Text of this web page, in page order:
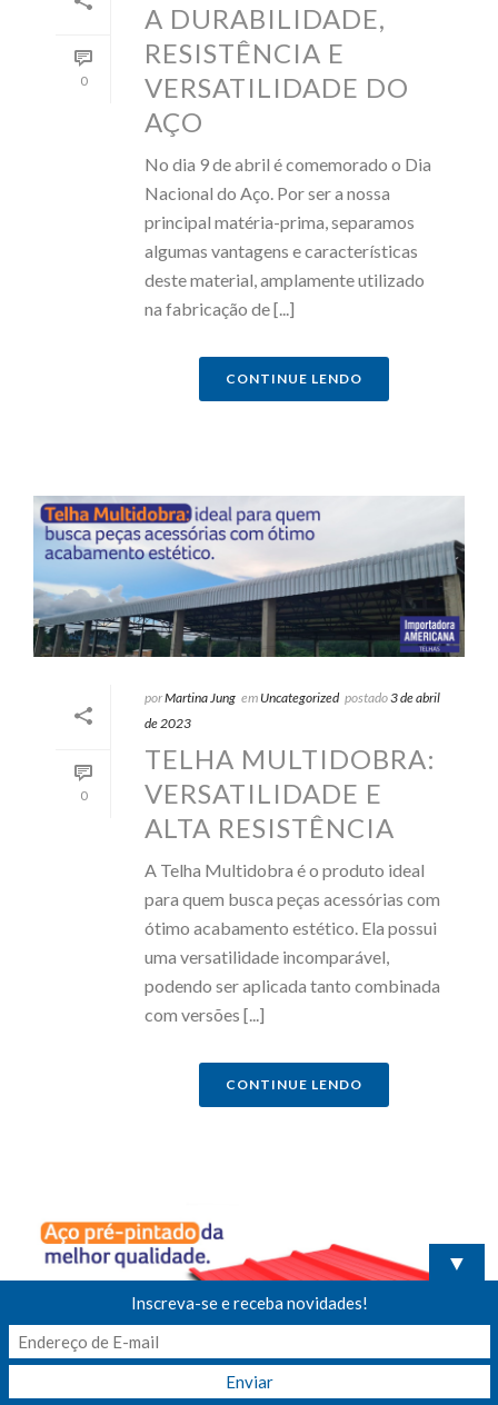
0
A DURABILIDADE,
RESISTÊNCIA E
VERSATILIDADE DO
AÇO
No dia 9 de abril é comemorado o Dia
Nacional do Aço. Por ser a nossa
principal matéria-prima, separamos
algumas vantagens e características
deste material, amplamente utilizado
na fabricação de [...]
CONTINUE LENDO
0
porMartina Jung em Uncategorized postado3 de abril
de 2023
TELHA MULTIDOBRA:
VERSATILIDADE E
ALTA RESISTÊNCIA
A Telha Multidobra é o produto ideal
para quem busca peças acessórias com
ótimo acabamento estético. Ela possui
uma versatilidade incomparável,
podendo ser aplicada tanto combinada
com versões [...]
CONTINUE LENDO
▼
Inscreva-se e receba novidades!